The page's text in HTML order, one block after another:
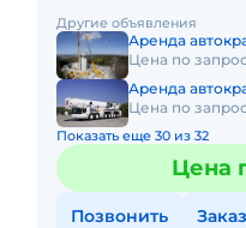
Другие объявления
Аренда
Цена по
Аренда
Цена по
Показать еще 30 из 32
Цена
Позвонить